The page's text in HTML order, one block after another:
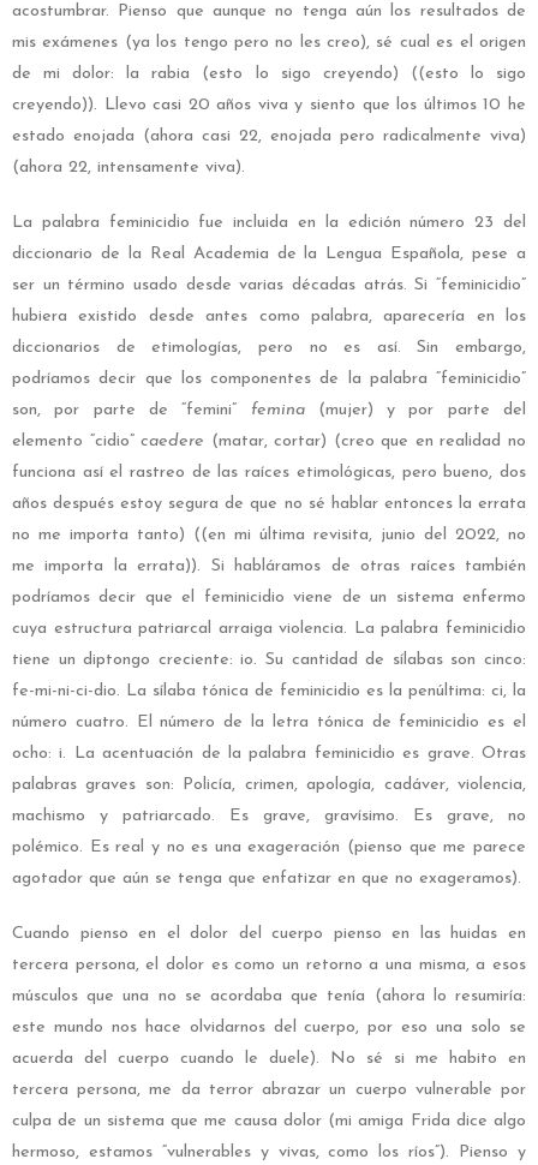
acostumbrar. Pienso que aunque no tenga aún los resultados de
mis exámenes (ya los tengo pero no les creo), sé cual es el origen
de mi dolor: la rabia (esto lo sigo creyendo) ((esto lo sigo
creyendo)). Llevo casi 20 años viva y siento que los últimos 10 he
estado enojada (ahora casi 22, enojada pero radicalmente viva)
(ahora 22, intensamente viva).
La palabra feminicidio fue incluida en la edición número 23 del
diccionario de la Real Academia de la Lengua Española, pese a
ser un término usado desde varias décadas atrás. Si “feminicidio”
hubiera existido desde antes como palabra, aparecería en los
diccionarios de etimologías, pero no es así. Sin embargo,
podríamos decir que los componentes de la palabra “feminicidio”
son, por parte de “femini” femina(mujer) y por parte del
elemento “cidio”caedere (matar, cortar) (creo que en realidad no
funciona así el rastreo de las raíces etimológicas, pero bueno, dos
años después estoy segura de que no sé hablar entonces la errata
no me importa tanto) ((en mi última revisita, junio del 2022, no
me importa la errata)). Si habláramos de otras raíces también
podríamos decir que el feminicidio viene de un sistema enfermo
cuya estructura patriarcal arraiga violencia. La palabra feminicidio
tiene un diptongo creciente: io. Su cantidad de sílabas son cinco:
fe-mi-ni-ci-dio. La sílaba tónica de feminicidio es la penúltima: ci, la
número cuatro. El número de la letra tónica de feminicidio es el
ocho: i. La acentuación de la palabra feminicidio es grave. Otras
palabras graves son: Policía, crimen, apología, cadáver, violencia,
machismo y patriarcado. Es grave, gravísimo. Es grave, no
polémico. Es real y no es una exageración (pienso que me parece
agotador que aún se tenga que enfatizar en que no exageramos).
Cuando pienso en el dolor del cuerpo pienso en las huidas en
tercera persona, el dolor es como un retorno a una misma, a esos
músculos que una no se acordaba que tenía (ahora lo resumiría:
este mundo nos hace olvidarnos del cuerpo, por eso una solo se
acuerda del cuerpo cuando le duele). No sé si me habito en
tercera persona, me da terror abrazar un cuerpo vulnerable por
culpa de un sistema que me causa dolor (mi amiga Frida dice algo
hermoso, estamos “vulnerables y vivas, como los ríos”). Pienso y